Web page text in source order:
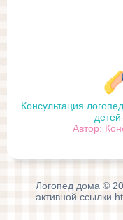
Консультация
Автор:
Логопед дома ©
активной ссылки